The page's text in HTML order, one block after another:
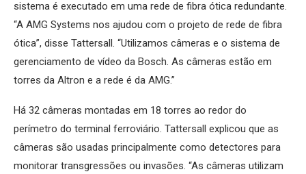
sistema é executado em uma rede de fibra ótica redundante.
“A AMG Systems nos ajudou com o projeto de rede de fibra
ótica”, disse Tattersall. “Utilizamos câmeras e o sistema de
gerenciamento de vídeo da Bosch. As câmeras estão em
torres da Altron e a rede é da AMG.”
Há 32 câmeras montadas em 18 torres ao redor do
perímetro do terminal ferroviário. Tattersall explicou que as
câmeras são usadas principalmente como detectores para
monitorar transgressões ou invasões. “As câmeras utilizam